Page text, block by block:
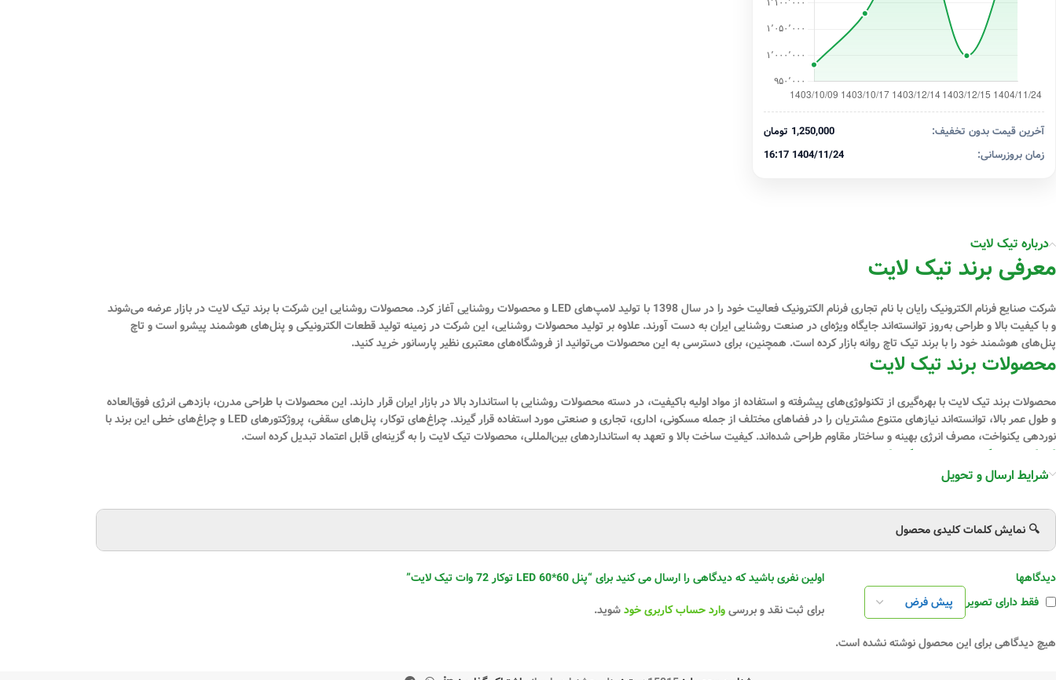
آخرین قیمت بدون تخفیف:
1,250,000 تومان
زمان بروزرسانی:
1404/11/24 16:17
درباره تیک لایت
معرفی برند تیک لایت
شرکت صنایع فرنام الکترونیک رایان با نام تجاری فرنام الکترونیک فعالیت خود را در سال 1398 با تولید لامپ‌های LED و محصولات روشنایی آغاز کرد. محصولات روشنایی این شرکت با برند تیک لایت در بازار عرضه می‌شوند
و با کیفیت بالا و طراحی به‌روز توانسته‌اند جایگاه ویژه‌ای در صنعت روشنایی ایران به دست آورند. علاوه بر تولید محصولات روشنایی، این شرکت در زمینه تولید قطعات الکترونیکی و پنل‌های هوشمند پیشرو است و تاچ
پنل‌های هوشمند خود را با برند تیک تاچ روانه بازار کرده است. همچنین، برای دسترسی به این محصولات می‌توانید از فروشگاه‌های معتبری نظیر پارسانور خرید کنید.
محصولات برند تیک لایت
محصولات برند تیک لایت با بهره‌گیری از تکنولوژی‌های پیشرفته و استفاده از مواد اولیه باکیفیت، در دسته محصولات روشنایی با استاندارد بالا در بازار ایران قرار دارند. این محصولات با طراحی مدرن، بازدهی انرژی فوق‌العاده
و طول عمر بالا، توانسته‌اند نیازهای متنوع مشتریان را در فضاهای مختلف از جمله مسکونی، اداری، تجاری و صنعتی مورد استفاده قرار گیرند. چراغ‌های توکار، پنل‌های سقفی، پروژکتورهای LED و چراغ‌های خطی این برند با
نوردهی یکنواخت، مصرف انرژی بهینه و ساختار مقاوم طراحی شده‌اند. کیفیت ساخت بالا و تعهد به استانداردهای بین‌المللی، محصولات تیک لایت را به گزینه‌ای قابل اعتماد تبدیل کرده است.
انواع پروژکتور برند تیک لایت
تضمین می‌کنند و از مقاومت بالایی در برابر شرایط آب‌و‌هوایی مختلف برخوردارند.
پنل توکار برند تیک لایت
ایجاد می‌کنند.
چراغ‌های خطی برند تیک لایت
چراغ‌ خطیتیک لایت با طراحی مینیمال و کاربردی، گزینه‌ای جذاب برای روشنایی فضاهایی مانند سالن‌ها، راهروها و محیط‌های اداری هستند. این چراغ‌ها با نوردهی پرقدرت، ظاهری زیبا و بازدهی انرژی مطلوب، انتخابی
شرایط ارسال و تحویل
🔍 نمایش کلمات کلیدی محصول
دیدگاهها
فقط دارای تصویر
هیچ دیدگاهی برای این محصول نوشته نشده است.
اولین نفری باشید که دیدگاهی را ارسال می کنید برای “پنل 60*60 LED توکار 72 وات تیک لایت”
برای ثبت نقد و بررسیوارد حساب کاربری خودشوید.